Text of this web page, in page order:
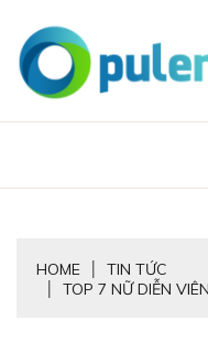
content
HOME
TIN TỨC
TOP 7 NỮ DIỄN